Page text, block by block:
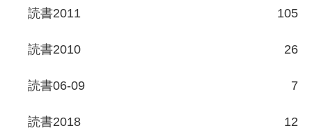
読書2011 105
読書2010 26
読書06-09 7
読書2018 12